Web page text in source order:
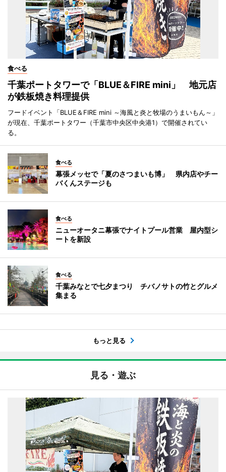
食べる
千葉ポートタワーで「BLUE＆FIRE mini」 地元店
が鉄板焼き料理提供
フードイベント「BLUE＆FIRE mini ～海風と炎と牧場のうまいもん～」
が現在、千葉ポートタワー（千葉市中央区中央港1）で開催されてい
る。
食べる
幕張メッセで「夏のさつまいも博」 県内店やチー
バくんステージも
食べる
ニューオータニ幕張でナイトプール営業 屋内型シ
ートを新設
食べる
千葉みなとで七夕まつり チバノサトの竹とグルメ
集まる
もっと見る
見る・遊ぶ